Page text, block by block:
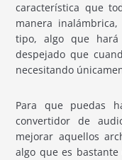
característica que
manera
tipo, algo que
despejado que
necesitando
Para que puedas
convertidor de
mejorar aquellos
algo que es